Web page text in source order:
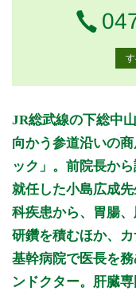
電
診療時間
9:00～12:00
15:00～18:00
休診日：火、日、祝
※診療時間や臨時休診
機関ホームページ
>>病院なびで医療機
JR総武線の下総中
向かう参道沿いの
ック」。前院長か
就任した小島広成
科疾患から、胃腸
研鑽を積むほか、カ
基幹病院で医長を
ンドクター。肝臓